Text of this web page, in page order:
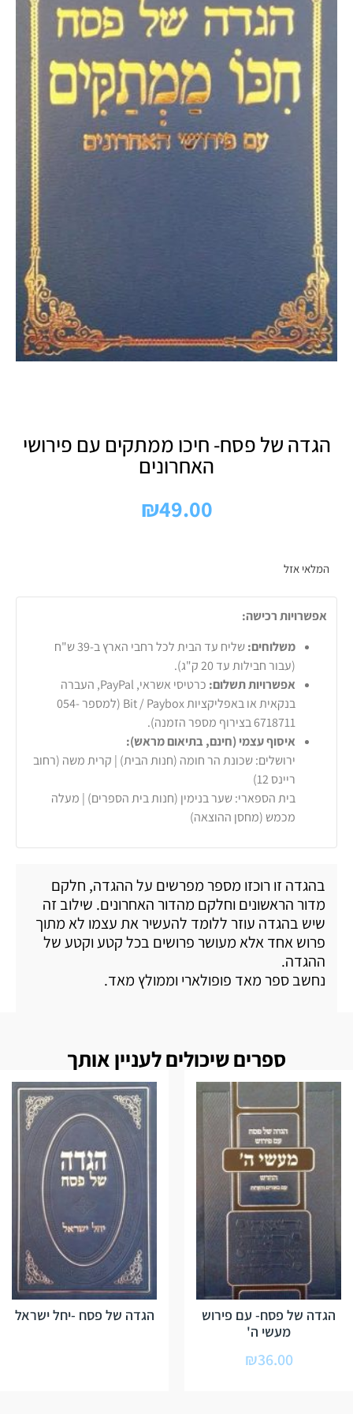
הגדה של פסח- חיכו ממתקים עם פירושי
האחרונים
₪49.00
המלאי אזל
אפשרויות רכישה:
משלוחים:
שליח עד הבית לכל רחבי הארץ ב-39 ש"ח
(עבור חבילות עד 20 ק"ג).
אפשרויות תשלום:
כרטיסי אשראי, PayPal, העברה
בנקאית או באפליקציות Bit / Paybox (למספר 054-
6718711 בצירוף מספר הזמנה).
איסוף עצמי (חינם, בתיאום מראש):
ירושלים: שכונת הר חומה (חנות הבית) | קרית משה (רחוב
ריינס 12)
בית הספארי: שער בנימין (חנות בית הספרים) | מעלה
מכמש (מחסן ההוצאה)
בהגדה זו רוכזו מספר מפרשים על ההגדה, חלקם
מדור הראשונים וחלקם מהדור האחרונים. שילוב זה
שיש בהגדה עוזר ללומד להעשיר את עצמו לא מתוך
פרוש אחד אלא מעושר פרושים בכל קטע וקטע של
ההגדה.
נחשב ספר מאד פופולארי וממולץ מאד.
ספרים שיכולים לעניין אותך
הגדה של פסח- עם פירוש
מעשי ה'
₪36.00
הגדה של פסח -יחל ישראל